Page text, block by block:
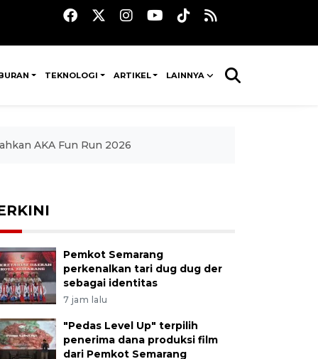
TEKNOLOGI ARTIKEL LAINNYA
AKA Fun Run 2026
Pemkot Semarang
perkenalkan tari dug dug der
sebagai identitas
7 jam lalu
"Pedas Level Up" terpilih
penerima dana produksi film
dari Pemkot Semarang